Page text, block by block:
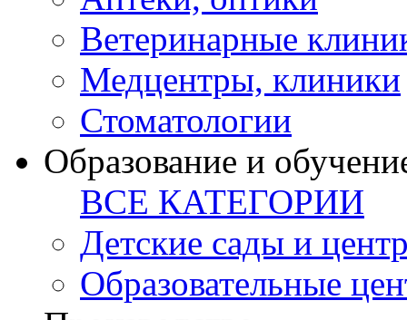
Ветеринарные
Медцентры, клиники
Стоматологии
Образование и
ВСЕ КАТЕГОРИИ
Детские сады и
Образовательные